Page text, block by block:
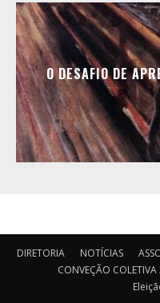
O DESAFIO DE
DIRETORIA NOTÍCIAS
CONVEÇÃO